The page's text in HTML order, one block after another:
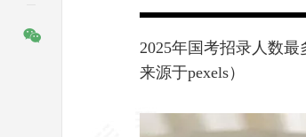
2025年国考招录人数
来源于pexels）